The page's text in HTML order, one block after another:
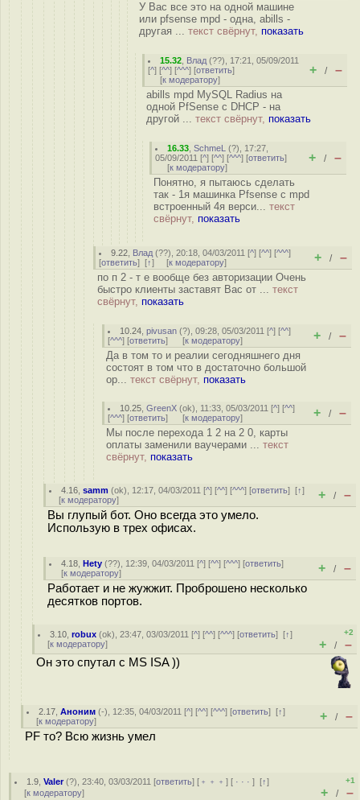
У Вас все это на одной машине
или pfsense mpd - одна, abills -
другая ... текст свёрнут, показать
15.32 Влад (??), 17:21, 05/09/2011
[^] [^^] [^^^] [ответить]
[к модератору]
+ / –
abills mpd MySQL Radius на
одной PfSense с DHCP - на
другой ... текст свёрнут, показать
16.33 ,SchmeL (?), 17:27,
05/09/2011 [^] [^^] [^^^] [ответить]
[к модератору]
+ / –
Понятно, я пытаюсь сделать
так - 1я машинка Pfsense с mpd
встроенный 4я верси... текст
свёрнут, показать
9.22 Влад (??), 20:18, 04/03/2011 [^] [^^] [^^^]
[ответить] [↑] [к модератору] + / –
по п 2 - т е вообще без авторизации Очень
быстро клиенты заставят Вас от ... текст
свёрнут, показать
10.24 ,pivusan (?), 09:28, 05/03/2011 [^] [^^]
[^^^] [ответить] [к модератору] + / –
Да в том то и реалии сегодняшнего дня
состоят в том что в достаточно большой
ор... текст свёрнут, показать
10.25 ,GreenX (ok), 11:33, 05/03/2011 [^] [^^]
[^^^] [ответить] [к модератору] + / –
Мы после перехода 1 2 на 2 0, карты
оплаты заменили ваучерами ... текст
свёрнут, показать
4.16 ,samm (ok), 12:17, 04/03/2011 [^] [^^] [^^^] [ответить][↑]
[к модератору] + / –
Вы глупый бот. Оно всегда это умело.
Использую в трех офисах.
4.18 ,Hety (??), 12:39, 04/03/2011 [^] [^^] [^^^] [ответить]
[к модератору] + / –
Работает и не жужжит. Проброшено несколько
десятков портов.
3.10 ,robux (ok), 23:47, 03/03/2011 [^] [^^] [^^^] [ответить][↑]
[к модератору]
+2
+ / –
Он это спутал с MS ISA ))
2.17 ,Аноним (-), 12:35, 04/03/2011 [^] [^^] [^^^] [ответить][↑]
[к модератору] + / –
PF то? Всю жизнь умел
1.9 ,Valer(?), 23:40, 03/03/2011 [ответить] [ ﹢﹢﹢] [ · · ·][↑]
[к модератору]
+1
+ / –